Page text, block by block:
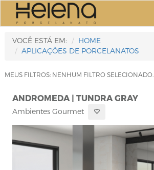
VOCÊ ESTÁ EM:
HOME
APLICAÇÕES DE PORCELANATOS
MEUS FILTROS: NENHUM FILTRO SELECIONADO.
ANDROMEDA | TUNDRA GRAY
Ambientes Gourmet